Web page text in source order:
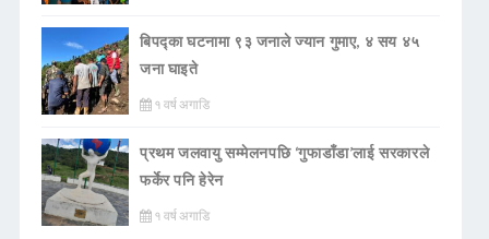
बिपद्का घटनामा ९३ जनाले ज्यान गुमाए, ४ सय ४५
जना घाइते
१ वर्ष अगाडि
प्रथम जलवायु सम्मेलनपछि ‘गुफाडाँडा’लाई सरकारले
फर्केर पनि हेरेन
१ वर्ष अगाडि